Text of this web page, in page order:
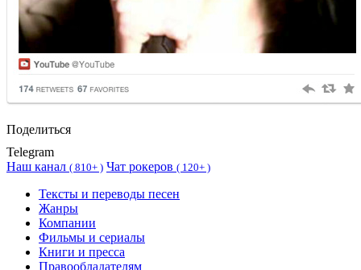
Поделиться
Telegram
Наш канал ( 810+ ) Чат рокеров ( 120+ )
Тексты и переводы песен
Жанры
Компании
Фильмы и сериалы
Книги и пресса
Правообладателям